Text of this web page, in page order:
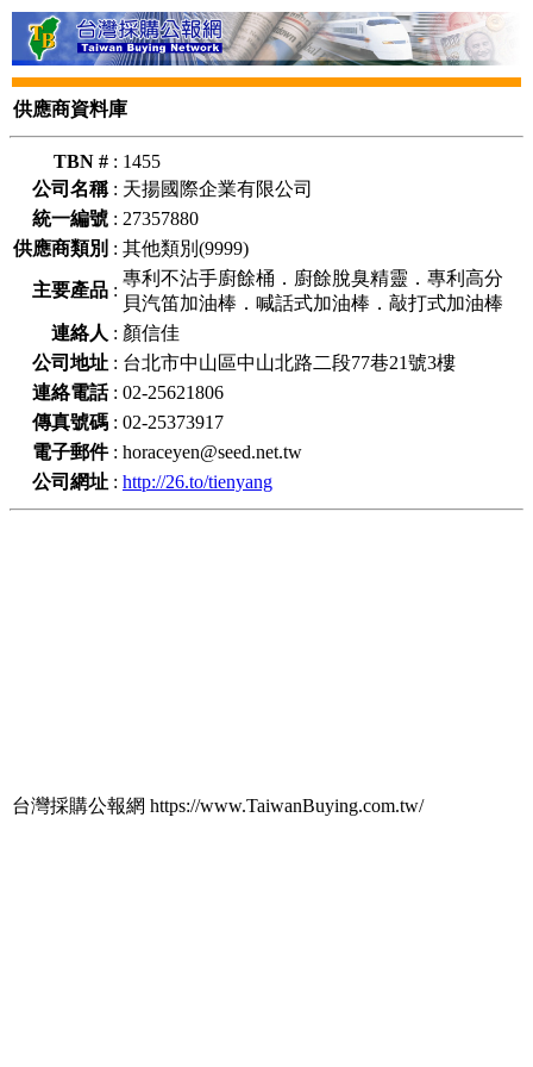
供應商資料庫
TBN # : 1455
公司名稱: 天揚國際企業有限公司
統一編號 : 27357880
供應商類別 : 其他類別(9999)
主要產品 :
專利不沾手廚餘桶．廚餘脫臭精靈．專利高分
貝汽笛加油棒．喊話式加油棒．敲打式加油棒
連絡人 : 顏信佳
公司地址 : 台北市中山區中山北路二段77巷21號3樓
連絡電話: 02-25621806
傳真號碼 : 02-25373917
電子郵件: horaceyen@seed.net.tw
公司網址 : http://26.to/tienyang
台灣採購公報網 https://www.TaiwanBuying.com.tw/